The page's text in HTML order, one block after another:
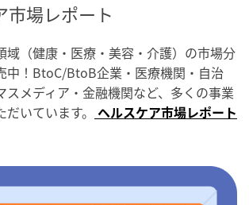
市場レポート
域（健康・医療・美容・介護）の市場分
中！BtoC/BtoB企業・医療機関・自治
スメディア・金融機関など、多くの事業
いています。 ヘルスケア市場レポート